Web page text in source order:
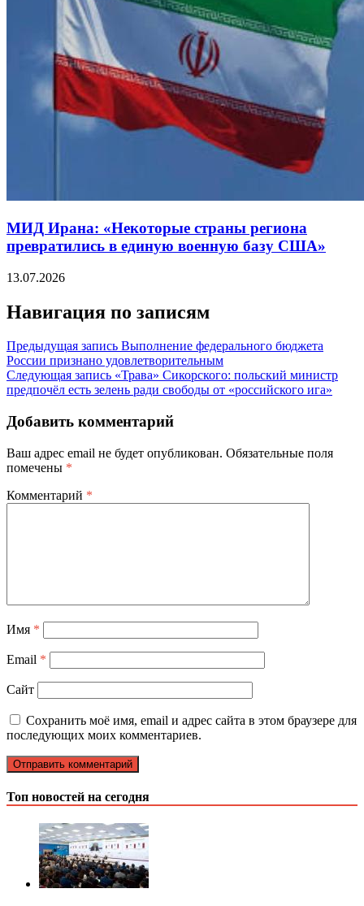
МИД Ирана: «Некоторые страны региона
превратились в единую военную базу США»
13.07.2026
Навигация по записям
Предыдущая запись Выполнение федерального бюджета
России признано удовлетворительным
Следующая запись «Трава» Сикорского: польский министр
предпочёл есть зелень ради свободы от «российского ига»
Добавить комментарий
Ваш адрес email не будет опубликован. Обязательные поля
помечены *
Комментарий *
Имя *
Email *
Сайт
Сохранить моё имя, email и адрес сайта в этом браузере для
последующих моих комментариев.
Топ новостей на сегодня